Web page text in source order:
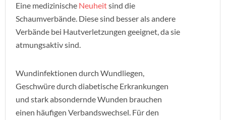
Eine medizinische Neuheitsind die
Schaumverbände. Diese sind besser als andere
Verbände bei Hautverletzungen geeignet, da sie
atmungsaktiv sind.
Wundinfektionen durch Wundliegen,
Geschwüre durch diabetische Erkrankungen
und stark absondernde Wunden brauchen
einen häufigen Verbandswechsel. Für den